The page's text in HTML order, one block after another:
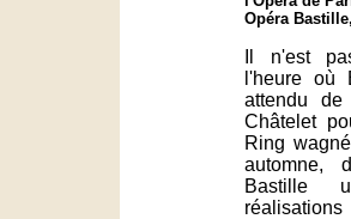
Opéra
Il n'est
l'heure où
attendu
Châtelet
Ring
automne,
Bastille